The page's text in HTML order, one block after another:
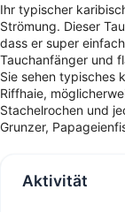
Ihr typischer
Strömung. Dieser
dass er super
Tauchanfänger und
Sie sehen typisches
Riffhaie,
Stachelrochen und
Grunzer,
Aktivität